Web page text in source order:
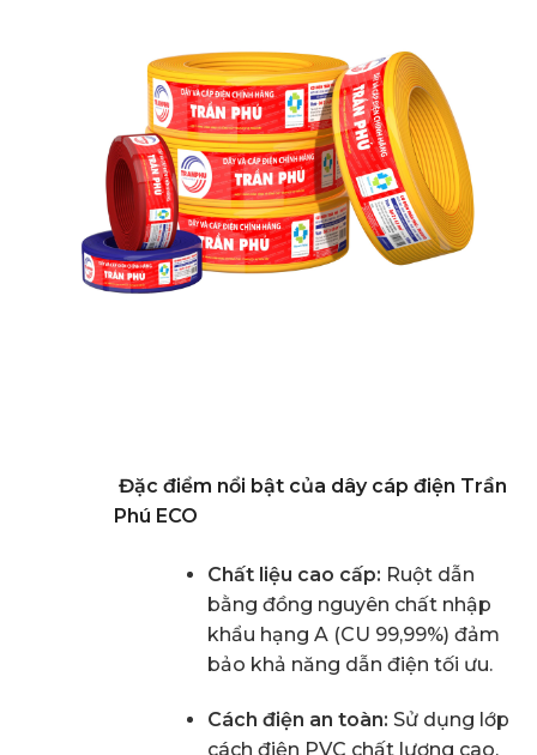
Đặc điểm nổi bật của dây cáp điện Trần
Phú ECO
Chất liệu cao cấp: Ruột dẫn
bằng đồng nguyên chất nhập
khẩu hạng A (CU 99,99%) đảm
bảo khả năng dẫn điện tối ưu.
Cách điện an toàn: Sử dụng lớp
cách điện PVC chất lượng cao,